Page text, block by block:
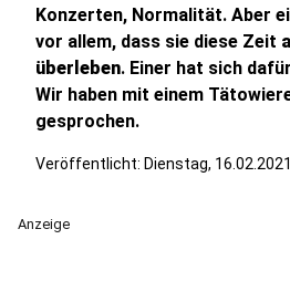
Konzerten, Normalität. Aber
vor allem, dass sie diese Zeit
überleben. Einer hat sich
Wir haben mit einem
gesprochen.
Veröffentlicht: Dienstag,
Anzeige